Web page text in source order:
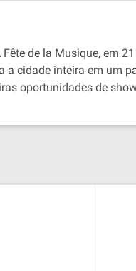
de la Musique, em
a cidade inteira em um
oportunidades de